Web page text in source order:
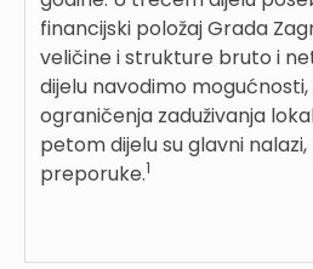
financijski položaj Grada
veličine i strukture bruto i
dijelu navodimo mogućnosti,
ograničenja zaduživanja
petom dijelu su glavni nalazi,
preporuke.1